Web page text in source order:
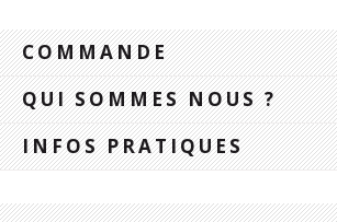
COMMANDE
QUI SOMMES NOUS ?
INFOS PRATIQUES